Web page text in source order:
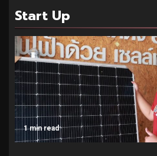
Start Up
1 min read